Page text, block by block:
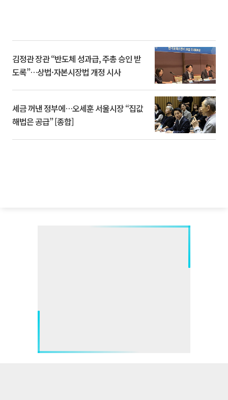
김정관 장관 “반도체 성과급, 주총 승인 받
도록”…상법·자본시장법 개정 시사
세금 꺼낸 정부에…오세훈 서울시장 “집값
해법은 공급” [종합]